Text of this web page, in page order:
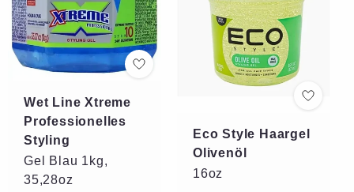
Wet Line Xtreme
Professionelles
Styling
Gel Blau 1kg,
35,28oz
Eco Style Haargel
Olivenöl
16oz